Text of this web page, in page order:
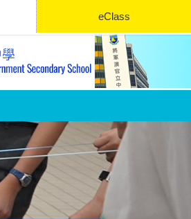
eClass